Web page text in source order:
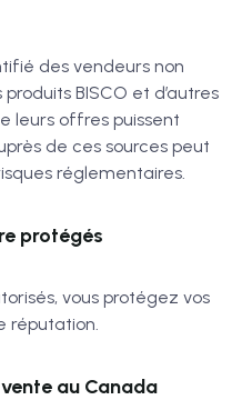
des vendeurs non
BISCO et d’autres
leurs offres puissent
de ces sources peut
réglementaires.
protégés
vous protégez vos
réputation.
au Canada